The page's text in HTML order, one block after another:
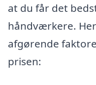
at du får det
håndværkere.
afgørende
prisen: